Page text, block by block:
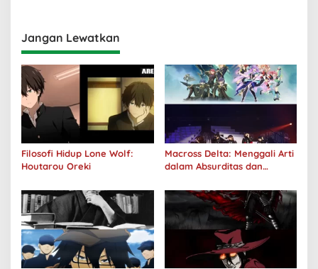
Jangan Lewatkan
Filosofi Hidup Lone Wolf:
Houtarou Oreki
Macross Delta: Menggali Arti
dalam Absurditas dan